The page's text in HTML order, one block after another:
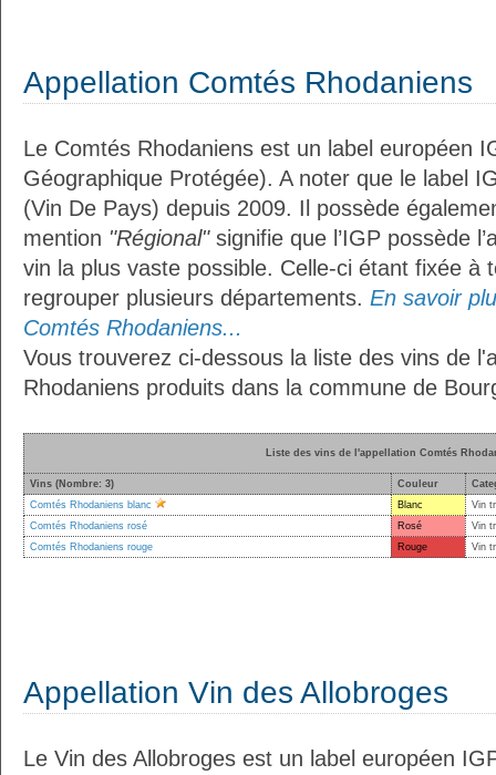
Appellation Comtés Rhodaniens
Le Comtés Rhodaniens est un label européen
Géographique Protégée). A noter que le label
(Vin De Pays) depuis 2009. Il possède
mention "Régional"signifie que l’IGP possède
vin la plus vaste possible. Celle-ci étant fixée à
regrouper plusieurs départements. En savoir
Comtés Rhodaniens...
Vous trouverez ci-dessous la liste des vins de
Rhodaniens produits dans la commune de
Liste des vins de l'appellation Comtés
Vins (Nombre: 3) Couleur
Comtés Rhodaniens blanc
Blanc
Vin
Comtés Rhodaniens rosé
Rosé
Vin
Comtés Rhodaniens rouge
Rouge Vin
Appellation Vin des Allobroges
Le Vin des Allobroges est un label européen